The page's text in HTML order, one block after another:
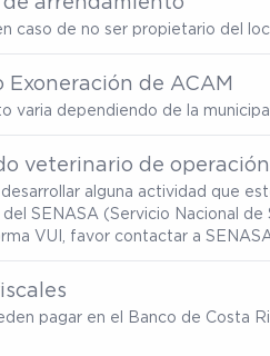
caso de no ser propietario del
Exoneración de ACAM
varia dependiendo de la
veterinario de operación
alguna actividad que
SENASA (Servicio Nacional
VUI, favor contactar a
pagar en el Banco de Costa